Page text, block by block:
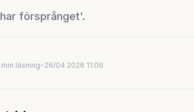
försprånget'.
min läsning• 26/04 2026 11:06